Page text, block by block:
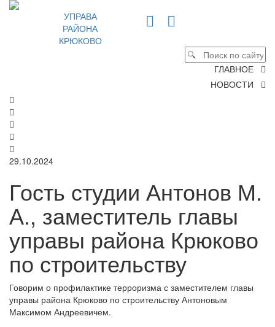
УПРАВА
РАЙОНА
КРЮКОВО
ГЛАВНОЕ
НОВОСТИ
29.10.2024
Гость студии Антонов М.
А., заместитель главы
управы района Крюково
по строительству
Говорим о профилактике терроризма с заместителем главы
управы района Крюково по строительству Антоновым
Максимом Андреевичем.